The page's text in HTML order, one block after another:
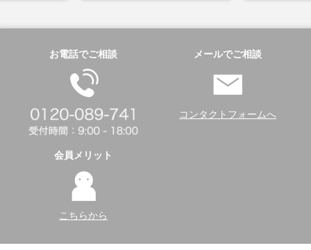
お電話でご相談 メールでご相談
コンタクトフォームへ
会員メリット
こちらから